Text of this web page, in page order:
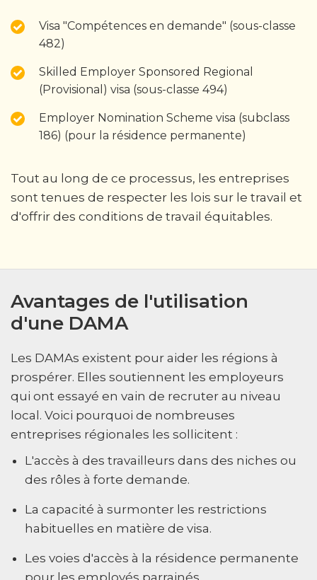
Visa "Compétences en demande" (sous-classe
482)
Skilled Employer Sponsored Regional
(Provisional) visa (sous-classe 494)
Employer Nomination Scheme visa (subclass
186) (pour la résidence permanente)
Tout au long de ce processus, les entreprises
sont tenues de respecter les lois sur le travail et
d'offrir des conditions de travail équitables.
Avantages de l'utilisation
d'une DAMA
Les DAMAs existent pour aider les régions à
prospérer. Elles soutiennent les employeurs
qui ont essayé en vain de recruter au niveau
local. Voici pourquoi de nombreuses
entreprises régionales les sollicitent :
L'accès à des travailleurs dans des niches ou
des rôles à forte demande.
La capacité à surmonter les restrictions
habituelles en matière de visa.
Les voies d'accès à la résidence permanente
pour les employés parrainés.